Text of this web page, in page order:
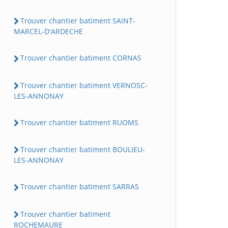
Trouver chantier batiment SAINT-
MARCEL-D'ARDECHE
Trouver chantier batiment CORNAS
Trouver chantier batiment VERNOSC-
LES-ANNONAY
Trouver chantier batiment RUOMS
Trouver chantier batiment BOULIEU-
LES-ANNONAY
Trouver chantier batiment SARRAS
Trouver chantier batiment
ROCHEMAURE